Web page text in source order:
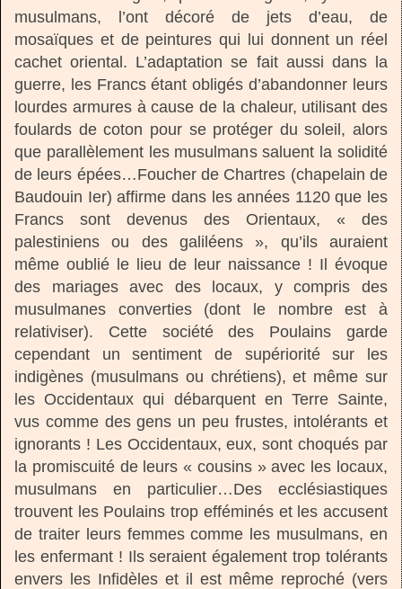
musulmans, l’ont décoré de jets d’eau, de
mosaïques et de peintures qui lui donnent un réel
cachet oriental. L’adaptation se fait aussi dans la
guerre, les Francs étant obligés d’abandonner leurs
lourdes armures à cause de la chaleur, utilisant des
foulards de coton pour se protéger du soleil, alors
que parallèlement les musulmans saluent la solidité
de leurs épées…Foucher de Chartres (chapelain de
Baudouin Ier) affirme dans les années 1120 que les
Francs sont devenus des Orientaux, « des
palestiniens ou des galiléens », qu’ils auraient
même oublié le lieu de leur naissance ! Il évoque
des mariages avec des locaux, y compris des
musulmanes converties (dont le nombre est à
relativiser). Cette société des Poulains garde
cependant un sentiment de supériorité sur les
indigènes (musulmans ou chrétiens), et même sur
les Occidentaux qui débarquent en Terre Sainte,
vus comme des gens un peu frustes, intolérants et
ignorants ! Les Occidentaux, eux, sont choqués par
la promiscuité de leurs « cousins » avec les locaux,
musulmans en particulier…Des ecclésiastiques
trouvent les Poulains trop efféminés et les accusent
de traiter leurs femmes comme les musulmans, en
les enfermant ! Ils seraient également trop tolérants
envers les Infidèles et il est même reproché (vers